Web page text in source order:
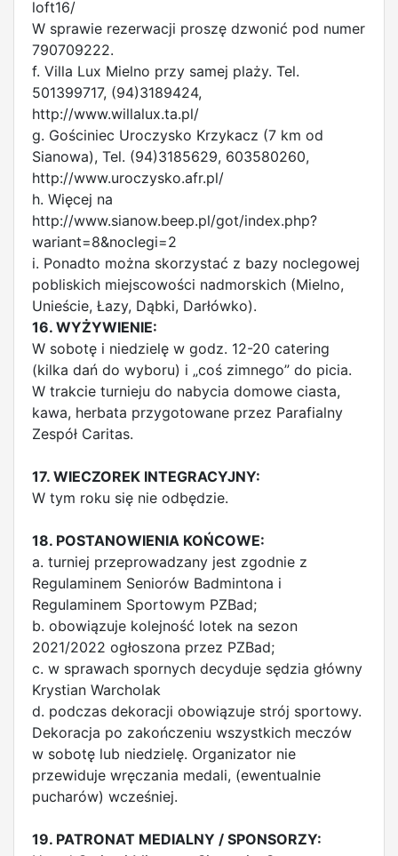
loft16/
W sprawie rezerwacji proszę dzwonić pod numer
790709222.
f. Villa Lux Mielno przy samej plaży. Tel.
501399717, (94)3189424,
http://www.willalux.ta.pl/
g. Gościniec Uroczysko Krzykacz (7 km od
Sianowa), Tel. (94)3185629, 603580260,
http://www.uroczysko.afr.pl/
h. Więcej na
http://www.sianow.beep.pl/got/index.php?
wariant=8&noclegi=2
i. Ponadto można skorzystać z bazy noclegowej
pobliskich miejscowości nadmorskich (Mielno,
Unieście, Łazy, Dąbki, Darłówko).
16. WYŻYWIENIE:
W sobotę i niedzielę w godz. 12-20 catering
(kilka dań do wyboru) i „coś zimnego” do picia.
W trakcie turnieju do nabycia domowe ciasta,
kawa, herbata przygotowane przez Parafialny
Zespół Caritas.
17. WIECZOREK INTEGRACYJNY:
W tym roku się nie odbędzie.
18. POSTANOWIENIA KOŃCOWE:
a. turniej przeprowadzany jest zgodnie z
Regulaminem Seniorów Badmintona i
Regulaminem Sportowym PZBad;
b. obowiązuje kolejność lotek na sezon
2021/2022 ogłoszona przez PZBad;
c. w sprawach spornych decyduje sędzia główny
Krystian Warcholak
d. podczas dekoracji obowiązuje strój sportowy.
Dekoracja po zakończeniu wszystkich meczów
w sobotę lub niedzielę. Organizator nie
przewiduje wręczania medali, (ewentualnie
pucharów) wcześniej.
19. PATRONAT MEDIALNY / SPONSORZY: